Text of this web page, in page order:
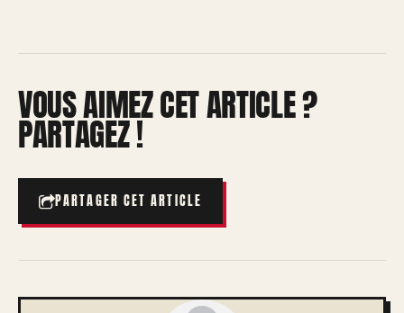
VOUS AIMEZ CET ARTICLE ?
PARTAGEZ !
PARTAGER CET ARTICLE